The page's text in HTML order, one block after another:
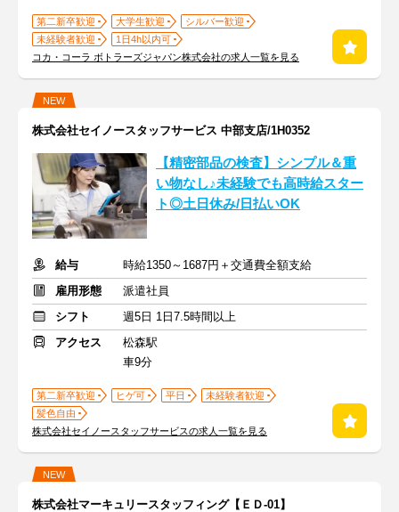
第二新卒歓迎 大学生歓迎
シルバー歓迎
未経験者歓迎
1日4h以内可
コカ・コーラ ボトラーズジャパン株式会社の求人一覧を見る
NEW
株式会社セイノースタッフサービス 中部支店/1H0352
【精密部品の検査】シンプル＆重
い物なし♪未経験でも高時給スター
ト◎土日休み/日払いOK
給与
時給1350～1687円＋交通費全額支給
雇用形態
派遣社員
シフト
週5日 1日7.5時間以上
アクセス
松森駅
車9分
第二新卒歓迎 ヒゲ可 平日
未経験者歓迎
髪色自由
株式会社セイノースタッフサービスの求人一覧を見る
NEW
株式会社マーキュリースタッフィング【ＥＤ-01】